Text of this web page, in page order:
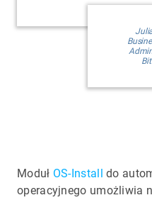
Moduł OS-Install do
operacyjnego umożliwia